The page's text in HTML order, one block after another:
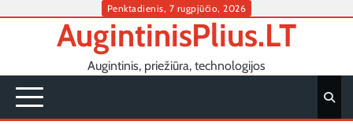
Penktadienis, 7 rugpjūčio, 2026
AugintinisPlius.LT
Augintinis, priežiūra, technologijos